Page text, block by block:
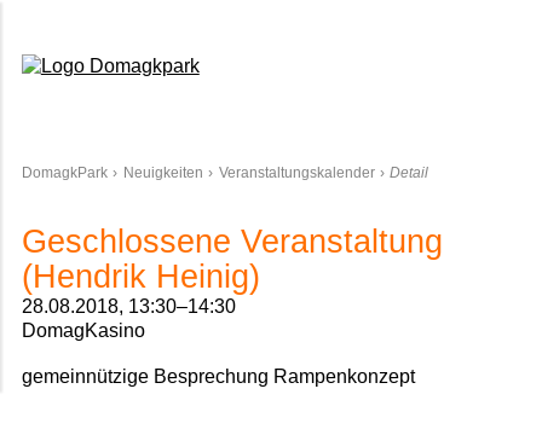
DomagkPark Neuigkeiten Veranstaltungskalender Detail
Geschlossene Veranstaltung
(Hendrik Heinig)
28.08.2018, 13:30–14:30
DomagKasino
gemeinnützige Besprechung Rampenkonzept